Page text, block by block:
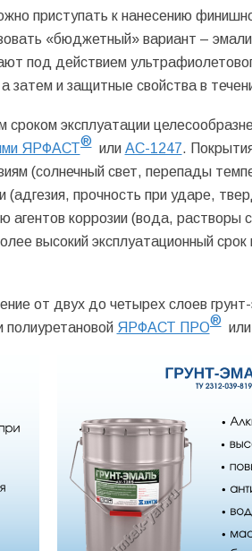
приступать к нанесению
«бюджетный» вариант –
под действием
и защитные свойства в
эксплуатации
ЯРФАСТ® или АС-1247.
(солнечный свет, перепады
прочность при ударе,
агентов коррозии (вода,
высокий эксплуатационный срок
от двух до четырех слоев
ЯРФАСТ ПРО® или